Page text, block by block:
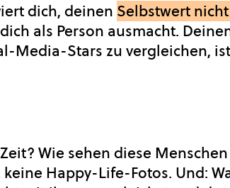
dich, deinen Selbstwert
als Person ausmacht.
Media-Stars zu vergleichen,
Wie sehen diese
Happy-Life-Fotos. Und: